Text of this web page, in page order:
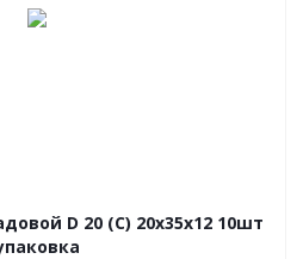
D 20 (С) 20х35х12 10шт